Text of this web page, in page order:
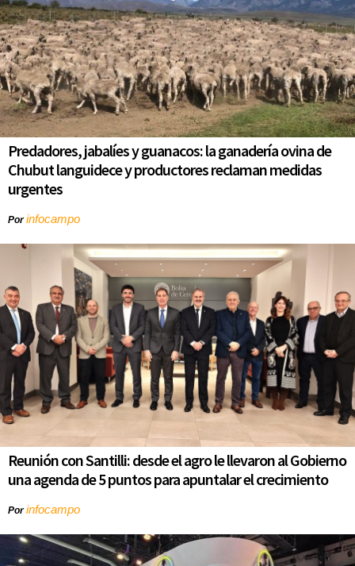
Predadores, jabalíes y guanacos: la ganadería ovina de
Chubut languidece y productores reclaman medidas
urgentes
Porinfocampo
Reunión con Santilli: desde el agro le llevaron al Gobierno
una agenda de 5 puntos para apuntalar el crecimiento
Porinfocampo